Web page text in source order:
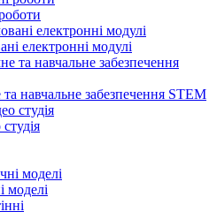
електронні модулі
навчальне забезпечення STEM
моделі